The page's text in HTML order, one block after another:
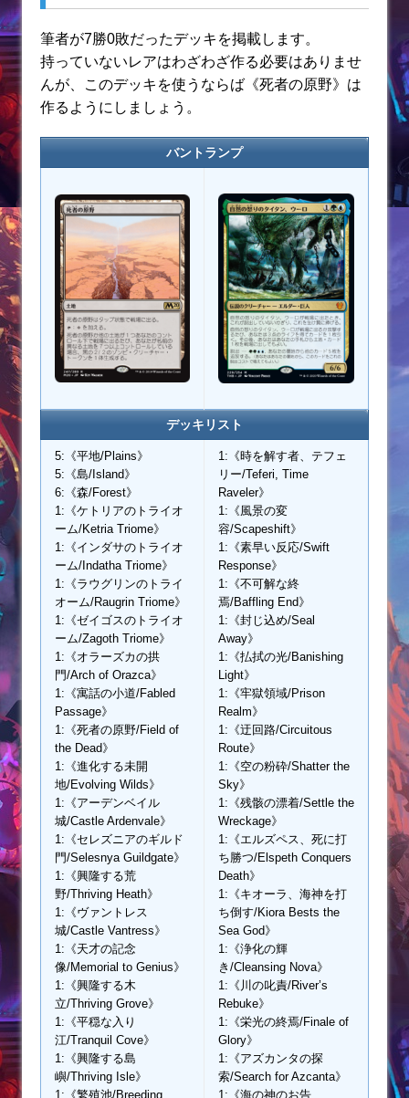
筆者が7勝0敗だったデッキを掲載します。
持っていないレアはわざわざ作る必要はありませ
んが、このデッキを使うならば《死者の原野》は
作るようにしましょう。
バントランプ
デッキリスト
5:《平地/Plains》
5:《島/Island》
6:《森/Forest》
1:《ケトリアのトライオ
ーム/Ketria Triome》
1:《インダサのトライオ
ーム/Indatha Triome》
1:《ラウグリンのトライ
オーム/Raugrin Triome》
1:《ゼイゴスのトライオ
ーム/Zagoth Triome》
1:《オラーズカの拱
門/Arch of Orazca》
1:《寓話の小道/Fabled
Passage》
1:《死者の原野/Field of
the Dead》
1:《進化する未開
地/Evolving Wilds》
1:《アーデンベイル
城/Castle Ardenvale》
1:《セレズニアのギルド
門/Selesnya Guildgate》
1:《興隆する荒
野/Thriving Heath》
1:《ヴァントレス
城/Castle Vantress》
1:《天才の記念
像/Memorial to Genius》
1:《興隆する木
立/Thriving Grove》
1:《平穏な入り
江/Tranquil Cove》
1:《興隆する島
嶼/Thriving Isle》
1:《繁殖池/Breeding
1:《時を解す者、テフェ
リー/Teferi, Time
Raveler》
1:《風景の変
容/Scapeshift》
1:《素早い反応/Swift
Response》
1:《不可解な終
焉/Baffling End》
1:《封じ込め/Seal
Away》
1:《払拭の光/Banishing
Light》
1:《牢獄領域/Prison
Realm》
1:《迂回路/Circuitous
Route》
1:《空の粉砕/Shatter the
Sky》
1:《残骸の漂着/Settle the
Wreckage》
1:《エルズペス、死に打
ち勝つ/Elspeth Conquers
Death》
1:《キオーラ、海神を打
ち倒す/Kiora Bests the
Sea God》
1:《浄化の輝
き/Cleansing Nova》
1:《川の叱責/River’s
Rebuke》
1:《栄光の終焉/Finale of
Glory》
1:《アズカンタの探
索/Search for Azcanta》
1:《海の神のお告